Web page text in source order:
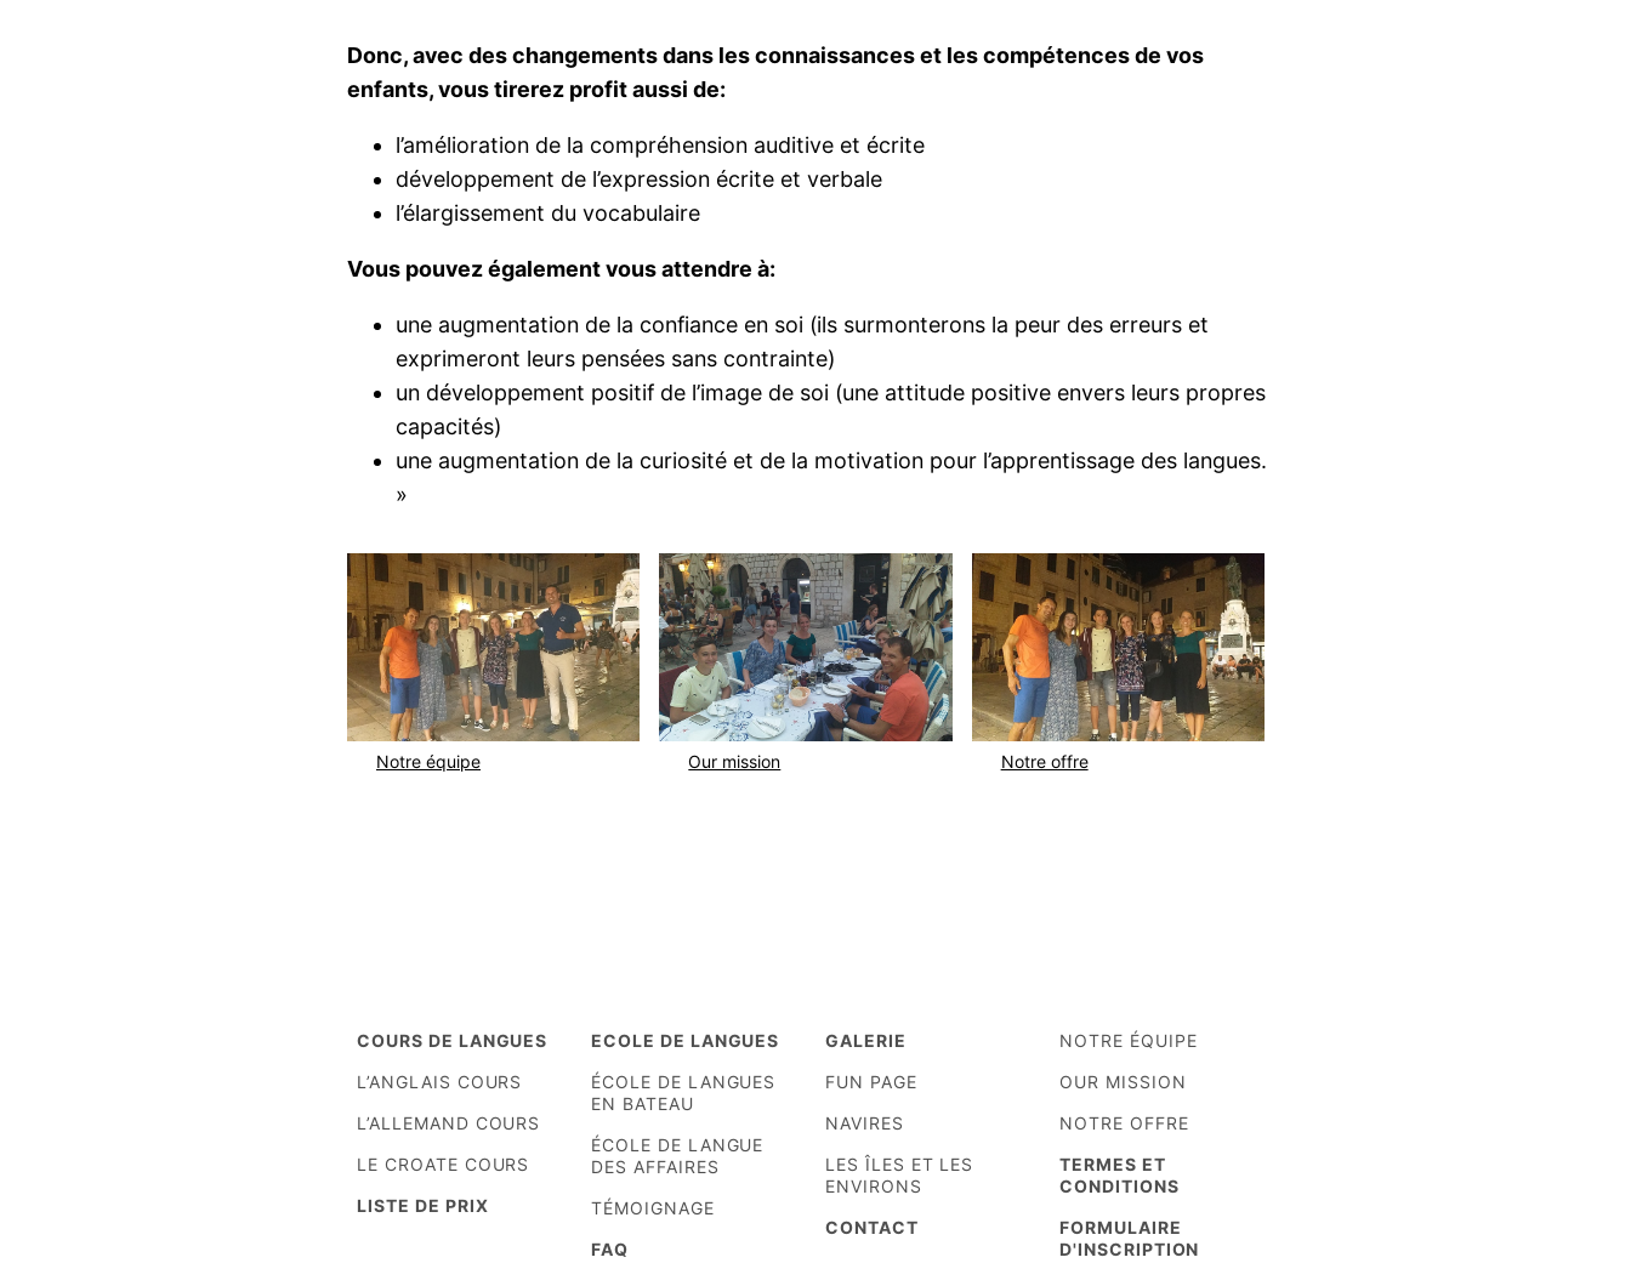
Donc, avec des changements dans les connaissances et les compétences de vos
enfants, vous tirerez profit aussi de:
l’amélioration de la compréhension auditive et écrite
développement de l’expression écrite et verbale
l’élargissement du vocabulaire
Vous pouvez également vous attendre à:
une augmentation de la confiance en soi (ils surmonterons la peur des erreurs et
exprimeront leurs pensées sans contrainte)
un développement positif de l’image de soi (une attitude positive envers leurs propres
capacités)
une augmentation de la curiosité et de la motivation pour l’apprentissage des langues.
»
Notre équipe Our mission Notre offre
COURS DE LANGUES
L’ANGLAIS COURS
L’ALLEMAND COURS
LE CROATE COURS
LISTE DE PRIX
ECOLE DE LANGUES
ÉCOLE DE LANGUES
EN BATEAU
ÉCOLE DE LANGUE
DES AFFAIRES
TÉMOIGNAGE
FAQ
GALERIE
FUN PAGE
NAVIRES
LES ÎLES ET LES
ENVIRONS
CONTACT
NOTRE ÉQUIPE
OUR MISSION
NOTRE OFFRE
TERMES ET
CONDITIONS
FORMULAIRE
D'INSCRIPTION